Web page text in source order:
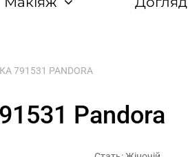
791531 PANDORA
Pandora